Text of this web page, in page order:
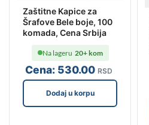
Zaštitne Kapice za
Šrafove Bele boje, 100
komada, Cena Srbija
Cena: 530.00 RSD
Na lageru 20+ kom
Dodaj u korpu